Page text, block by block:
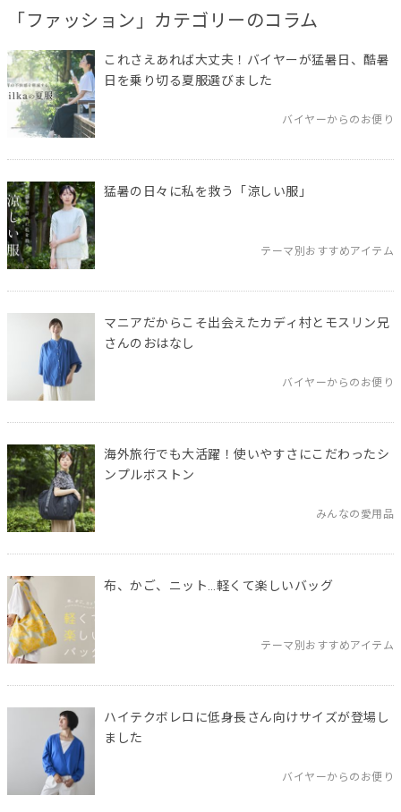
「ファッション」カテゴリーのコラム
これさえあれば大丈夫！バイヤーが猛暑日、酷暑
日を乗り切る夏服選びました
バイヤーからのお便り
猛暑の日々に私を救う「涼しい服」
テーマ別おすすめアイテム
マニアだからこそ出会えたカディ村とモスリン兄
さんのおはなし
バイヤーからのお便り
海外旅行でも大活躍！使いやすさにこだわったシ
ンプルボストン
みんなの愛用品
布、かご、ニット…軽くて楽しいバッグ
テーマ別おすすめアイテム
ハイテクボレロに低身長さん向けサイズが登場し
ました
バイヤーからのお便り